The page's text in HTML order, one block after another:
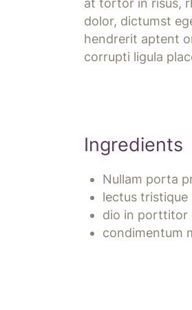
at tortor in risus,
dolor, dictumst
hendrerit aptent
corrupti ligula
Ingredients
Nullam porta
lectus tristique
dio in porttitor
condimentum